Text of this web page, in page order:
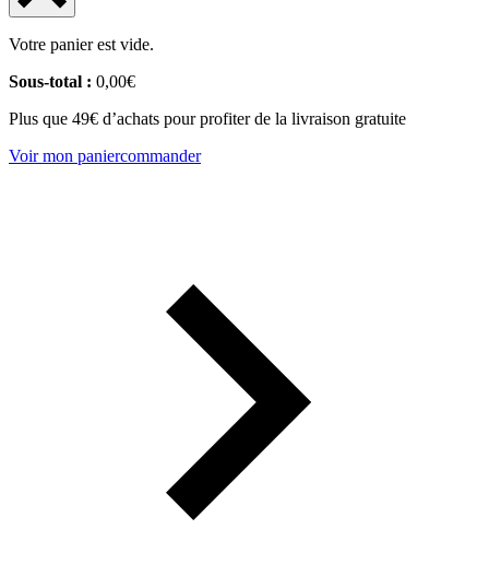
Votre panier est vide.
Sous-total : 0,00€
Plus que 49€ d’achats pour profiter de la livraison gratuite
Voir mon paniercommander